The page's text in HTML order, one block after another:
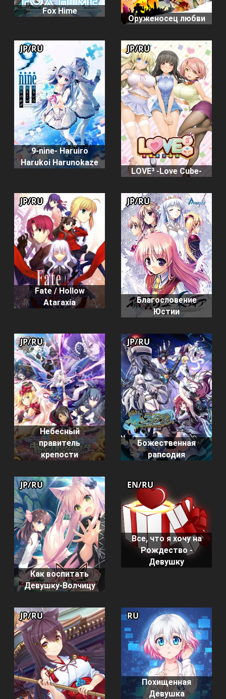
Fox Hime
Оруженосец любви
9-nine- Haruiro
Harukoi Harunokaze
JP/RU
LOVE³ -Love Cube-
JP/RU
Fate / Hollow
Ataraxia
JP/RU
Благословение
Юстии
JP/RU
Небесный
правитель
крепости
JP/RU
Божественная
рапсодия
JP/RU
Как воспитать
Девушку-Волчицу
JP/RU
Все, что я хочу на
Рождество -
Девушку
EN/RU
JP/RU
Похищенная
Девушка
RU